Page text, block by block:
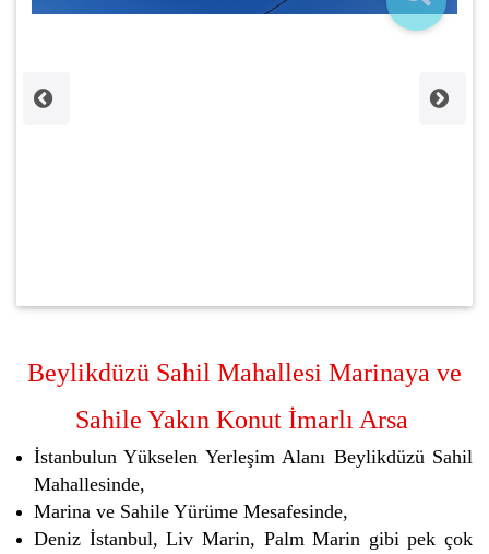
Beylikdüzü Sahil Mahallesi Marinaya ve
Sahile Yakın Konut İmarlı Arsa
İstanbulun Yükselen Yerleşim Alanı Beylikdüzü Sahil
Mahallesinde,
Marina ve Sahile Yürüme Mesafesinde,
Deniz İstanbul, Liv Marin, Palm Marin gibi pek çok